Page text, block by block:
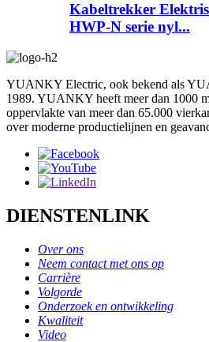
Kabeltrekker
HWP-N serie nyl...
YUANKY Electric, ook bekend als
1989. YUANKY heeft meer dan 1000
oppervlakte van meer dan 65.000
over moderne productielijnen en
DIENSTENLINK
Over ons
Neem contact met ons op
Carrière
Volgorde
Onderzoek en ontwikkeling
Kwaliteit
Video